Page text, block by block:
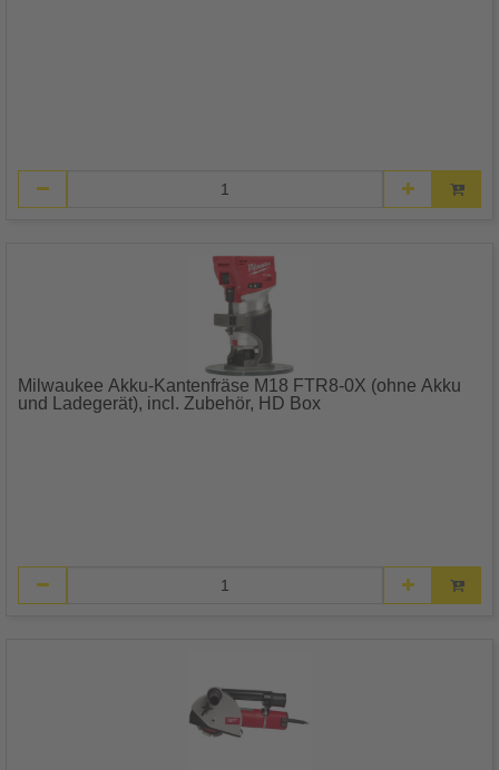
Milwaukee Akku-Kantenfräse M18 FTR8-0X (ohne Akku
und Ladegerät), incl. Zubehör, HD Box